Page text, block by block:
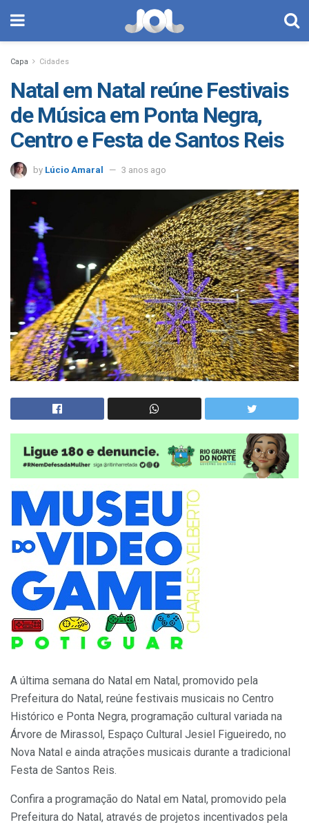
Capa Cidades
Natal em Natal reúne Festivais
de Música em Ponta Negra,
Centro e Festa de Santos Reis
by Lúcio Amaral 3 anos ago
A última semana do Natal em Natal, promovido pela
Prefeitura do Natal, reúne festivais musicais no Centro
Histórico e Ponta Negra, programação cultural variada na
Árvore de Mirassol, Espaço Cultural Jesiel Figueiredo, no
Nova Natal e ainda atrações musicais durante a tradicional
Festa de Santos Reis.
Confira a programação do Natal em Natal, promovido pela
Prefeitura do Natal, através de projetos incentivados pela